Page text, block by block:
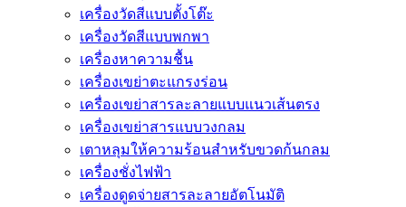
เครื่องวัดสีแบบตั้งโต๊ะ
เครื่องวัดสีแบบพกพา
เครื่องหาความชื้น
เครื่องเขย่าตะแกรงร่อน
เครื่องเขย่าสารละลายแบบแนวเส้นตรง
เครื่องเขย่าสารแบบวงกลม
เตาหลุมให้ความร้อนสำหรับขวดก้นกลม
เครื่องชั่งไฟฟ้า
เครื่องดูดจ่ายสารละลายอัตโนมัติ